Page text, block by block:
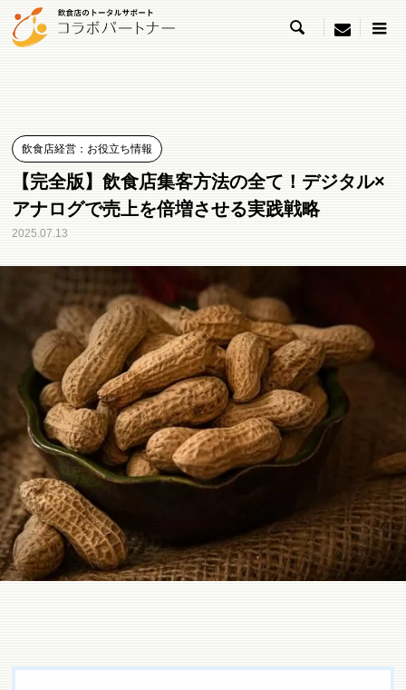
 menu
飲食店経営：お役立ち情報
【完全版】飲食店集客方法の全て！デジタル×
アナログで売上を倍増させる実践戦略
2025.07.13